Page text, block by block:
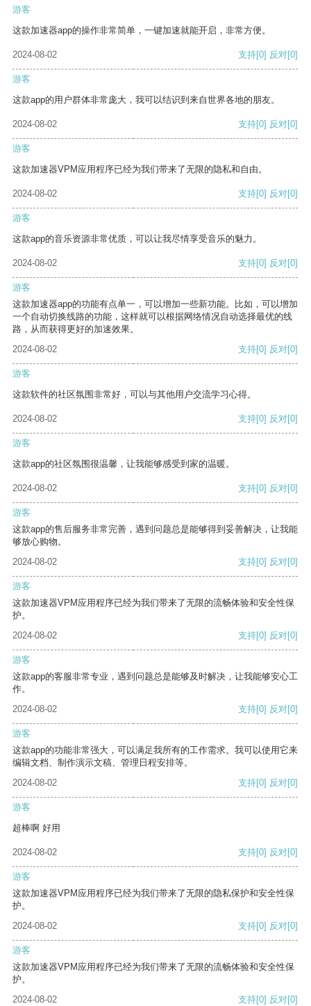
游客
这款加速器app的操作非常简单，一键加速就能开启，非常方便。
2024-08-02 支持[0] 反对[0]
游客
这款app的用户群体非常庞大，我可以结识到来自世界各地的朋友。
2024-08-02 支持[0] 反对[0]
游客
这款加速器VPM应用程序已经为我们带来了无限的隐私和自由。
2024-08-02 支持[0] 反对[0]
游客
这款app的音乐资源非常优质，可以让我尽情享受音乐的魅力。
2024-08-02 支持[0] 反对[0]
游客
这款加速器app的功能有点单一，可以增加一些新功能。比如，可以增加
一个自动切换线路的功能，这样就可以根据网络情况自动选择最优的线
路，从而获得更好的加速效果。
2024-08-02
支持[0] 反对[0]
游客
这款软件的社区氛围非常好，可以与其他用户交流学习心得。
2024-08-02 支持[0] 反对[0]
游客
这款app的社区氛围很温馨，让我能够感受到家的温暖。
2024-08-02 支持[0] 反对[0]
游客
这款app的售后服务非常完善，遇到问题总是能够得到妥善解决，让我能
够放心购物。
2024-08-02
支持[0] 反对[0]
游客
这款加速器VPM应用程序已经为我们带来了无限的流畅体验和安全性保
护。
2024-08-02
支持[0] 反对[0]
游客
这款app的客服非常专业，遇到问题总是能够及时解决，让我能够安心工
作。
2024-08-02
支持[0] 反对[0]
游客
这款app的功能非常强大，可以满足我所有的工作需求。我可以使用它来
编辑文档、制作演示文稿、管理日程安排等。
2024-08-02
支持[0] 反对[0]
游客
超棒啊 好用
2024-08-02 支持[0] 反对[0]
游客
这款加速器VPM应用程序已经为我们带来了无限的隐私保护和安全性保
护。
2024-08-02
支持[0] 反对[0]
游客
这款加速器VPM应用程序已经为我们带来了无限的流畅体验和安全性保
护。
2024-08-02
支持[0] 反对[0]